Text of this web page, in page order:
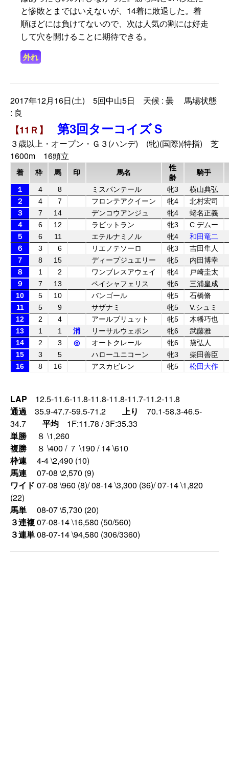
と惨敗とまではいえないが、14着に敗退した。着
順ほどには負けてないので、次は人気の割には好走
して穴を開けることに期待できる。
外れ
2017年12月16日(土) 5回中山5日 天候 : 曇 馬場状態
: 良
【11Ｒ】 第3回ターコイズＳ
３歳以上・オープン・Ｇ３(ハンデ) (牝)(国際)(特指) 芝
1600m 16頭立
着 枠 馬 印 馬名
性
齢
騎手
１ 4 8 ミスパンテール 牝3
横山典弘
２
4 7 フロンテアクイーン 牝4
北村宏司
３
7 14 デンコウアンジュ 牝4
蛯名正義
４
6 12 ラビットラン 牝3
C.デムー
５
6 11 エテルナミノル 牝4
和田竜二
６
3 6 リエノテソーロ 牝3
吉田隼人
７
8 15 ディープジュエリー 牝5
内田博幸
８
1 2 ワンブレスアウェイ 牝4
戸崎圭太
９
7 13 ペイシャフェリス 牝6
三浦皇成
10
5 10 バンゴール 牝5
石橋脩
11
5 9 サザナミ 牝5
V.シュミ
12
2 4 アールブリュット 牝5
木幡巧也
13
1 1 消 リーサルウェポン 牝6
武藤雅
14
2 3 ◎ オートクレール 牝6
黛弘人
15
3 5 ハローユニコーン 牝3
柴田善臣
16
8 16 アスカビレン 牝5 松田大作
LAP 12.5-11.6-11.8-11.8-11.8-11.7-11.2-11.8
通過 35.9-47.7-59.5-71.2 上り 70.1-58.3-46.5-
34.7 平均 1F:11.78 / 3F:35.33
単勝
８ \1,260
複勝
８ \400 / ７ \190 / 14 \610
枠連
4-4 \2,490 (10)
馬連
07-08 \2,570 (9)
ワイド 07-08 \960 (8)/ 08-14 \3,300 (36)/ 07-14 \1,820
(22)
馬単
08-07 \5,730 (20)
３連複07-08-14 \16,580 (50/560)
３連単08-07-14 \94,580 (306/3360)